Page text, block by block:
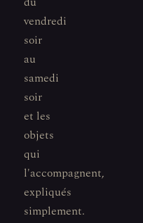
vendredi
soir
au
samedi
soir
et les
objets
qui
l'accompagnent,
expliqués
simplement.